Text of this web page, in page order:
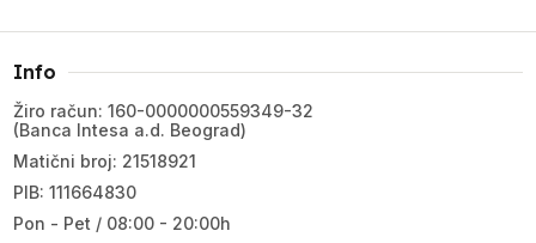
Info
Žiro račun: 160-0000000559349-32
(Banca Intesa a.d. Beograd)
Matični broj: 21518921
PIB: 111664830
Pon - Pet / 08:00 - 20:00h